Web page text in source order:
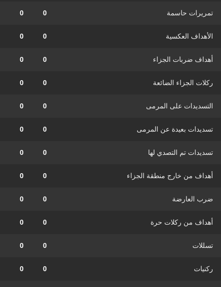
تمريرات حاسمة 0
0
الأهداف العكسية 0
0
أهداف ضربات الجزاء 0
0
ركلات الجزاء الضائعة 0
0
التسديدات على المرمى 0
0
تسديدات بعيدة عن المرمى 0
0
تسديدات تم التصدي لها 0
0
أهداف من خارج منطقة الجزاء 0
0
ضرب العارضة 0
0
أهداف من ركلات حرة 0
0
تسللات 0
0
ركنيات 0
0